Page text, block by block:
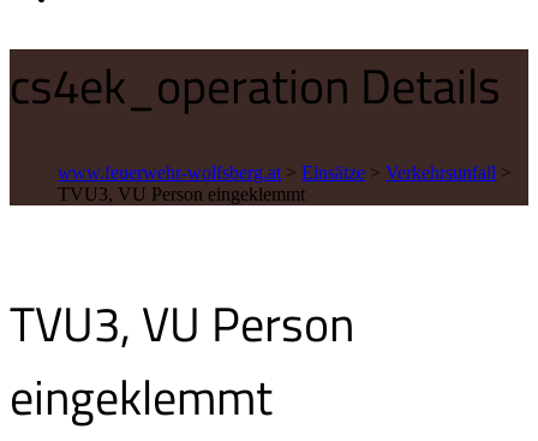
cs4ek_operation Details
www.feuerwehr-wolfsberg.at > Einsätze > Verkehrsunfall >
TVU3, VU Person eingeklemmt
TVU3, VU Person
eingeklemmt